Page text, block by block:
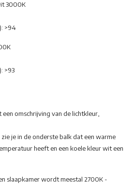
3000K
>94
>93
omschrijving van de lichtkleur,
je in de onderste balk dat een warme
heeft en een koele kleur wit een
slaapkamer wordt meestal 2700K -